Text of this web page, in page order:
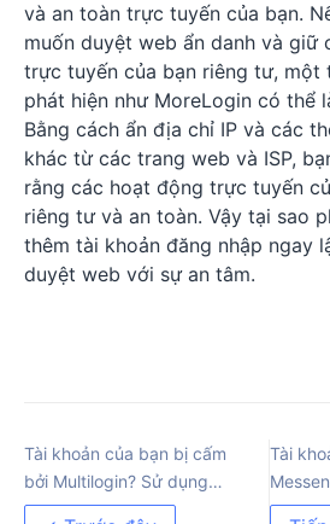
và an toàn trực tuyến của bạn.
muốn duyệt web ẩn danh và giữ
trực tuyến của bạn riêng tư, một
phát hiện như MoreLogin có thể
Bằng cách ẩn địa chỉ IP và các
khác từ các trang web và ISP,
rằng các hoạt động trực tuyến
riêng tư và an toàn. Vậy tại sao
thêm tài khoản đăng nhập ngay
duyệt web với sự an tâm.
Tài khoản của bạn bị cấm
bởi Multilogin? Sử dụng
MoreLogin
Tài
khắc